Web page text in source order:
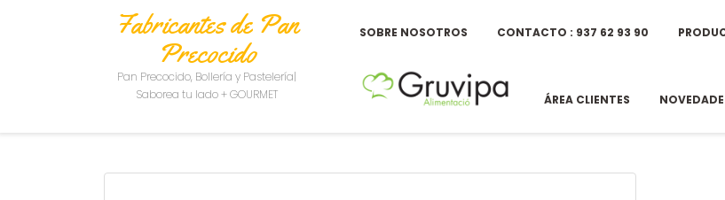
Fabricantes de Pan
Precocido
Pan Precocido, Bollería y Pastelería|
Saborea tu lado + GOURMET
SOBRE NOSOTROS CONTACTO : 937 62 93 90
ÁREA CLIENTES